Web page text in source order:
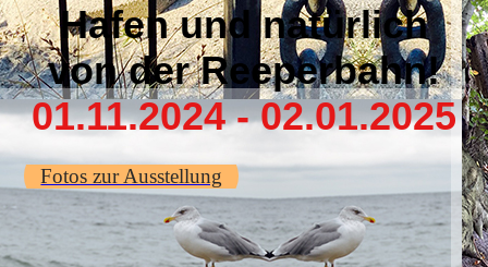
Hafen und natürlich
von der Reeperbahn!
01.11.2024 - 02.01.2025
Fotos zur Ausstellung